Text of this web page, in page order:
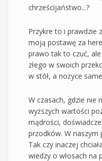
chrześcijaństwo...?
Przykre to i prawdzie
moją postawę za
prawo tak to czuć,
złego w swoich
w stół, a nożyce
W czasach, gdzie nie
wyższych wartości
mądrości,
przodków. W naszym
Tak czy inaczej
wiedzy o włosach na